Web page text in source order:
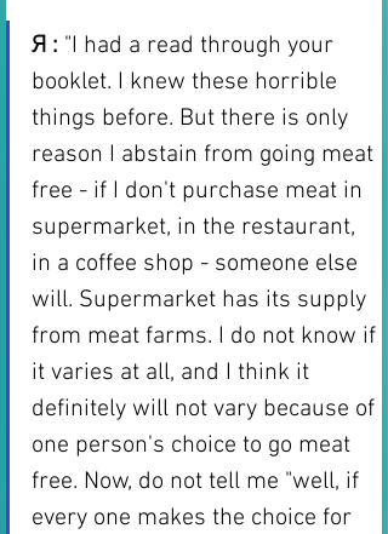
Я : "I had a read through your
booklet. I knew these horrible
things before. But there is only
reason I abstain from going meat
free - if I don't purchase meat in
supermarket, in the restaurant,
in a coffee shop - someone else
will. Supermarket has its supply
from meat farms. I do not know if
it varies at all, and I think it
definitely will not vary because of
one person's choice to go meat
free. Now, do not tell me "well, if
every one makes the choice for